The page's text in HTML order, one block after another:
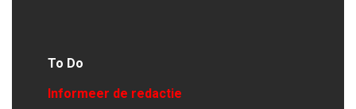
To Do
Informeer de redactie